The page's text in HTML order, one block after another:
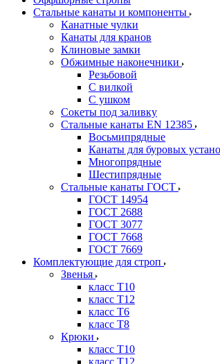
Стальные канаты и компоненты
Канатные чулки
Канаты для кранов
Клиновые замки
Обжимные наконечники
Резьбовой
С вилкой
С ушком
Сокеты под заливку
Стальные канаты EN 12385
Восьмипрядные
Канаты для буровых
Многопрядные
Шестипрядные
Стальные канаты ГОСТ
ГОСТ 14954
ГОСТ 2688
ГОСТ 3077
ГОСТ 7668
ГОСТ 7669
Комплектующие для строп
Звенья
класс Т10
класс Т12
класс Т6
класс Т8
Крюки
класс Т10
класс Т12